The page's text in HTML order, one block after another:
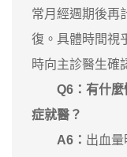
常月經週期後再
復。具體時間視
時向主診醫生確
Q6：有什
症就醫？
A6： 出血